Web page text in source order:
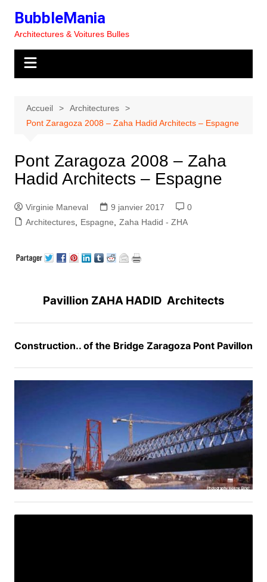
contenu
BubbleMania
Architectures & Voitures Bulles
Accueil
Architectures
Pont Zaragoza 2008 – Zaha Hadid Architects – Espagne
Pont Zaragoza 2008 – Zaha
Hadid Architects – Espagne
Virginie Maneval 9 janvier 2017
0
Architectures, Espagne Zaha Hadid - ZHA
Pavillion ZAHA HADID Architects
Construction.. of the Bridge Zaragoza Pont Pavillon